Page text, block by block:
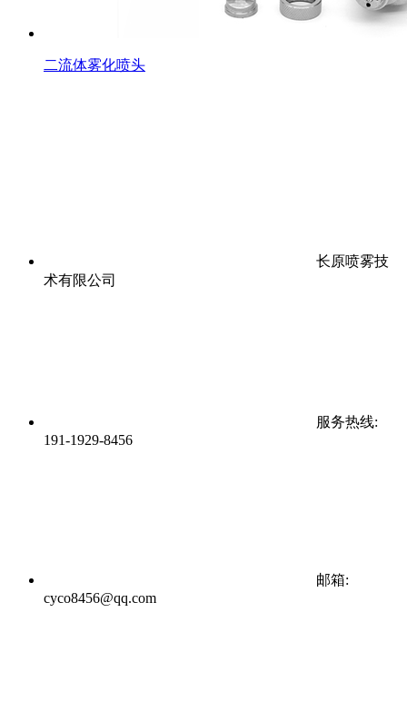
二流体雾化喷头
长原喷雾技
术有限公司
服务热线:
191-1929-8456
邮箱:
cyco8456@qq.com